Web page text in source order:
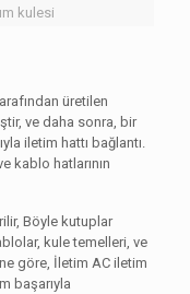
kulesi
üretilen
ve daha sonra, bir
iletim hattı bağlantı.
kablo hatlarının
Böyle kutuplar
kule temelleri, ve
göre, İletim AC iletim
başarıyla